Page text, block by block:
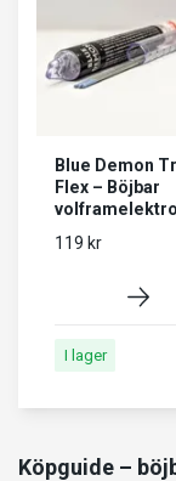
Blue Demon
Flex – Böjbar
119 kr
I lager
Köpguide –